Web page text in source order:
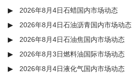
2026年8月4日石蜡国内市场动态
2026年8月4日石油沥青国内市场动态
2026年8月4日石油焦国内市场动态
2026年8月3日燃料油国际市场动态
2026年8月4日液化气国内市场动态